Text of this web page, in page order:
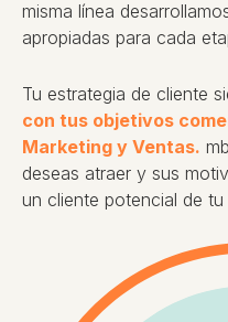
misma línea
apropiadas para cada
Tu estrategia de cliente
con tus objetivos
Marketing y Ventas.
deseas atraer y sus
un cliente potencial de